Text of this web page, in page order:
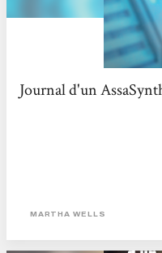
Journal d'un
MARTHA WELLS